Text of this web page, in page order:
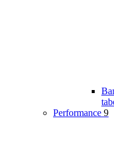
Performance 9